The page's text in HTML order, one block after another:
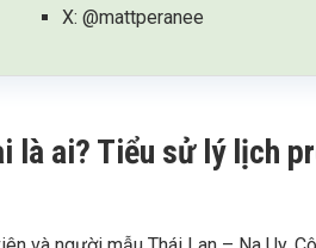
X: @mattperanee
là ai? Tiểu sử lý lịch